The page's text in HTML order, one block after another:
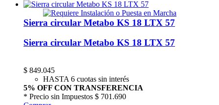
Sierra circular Metabo KS 18 LTX 57
Sierra circular Metabo KS 18 LTX 57
$ 849.045
HASTA 6 cuotas sin interés
5% OFF CON TRANSFERENCIA
* Precio sin Impuestos $ 701.690